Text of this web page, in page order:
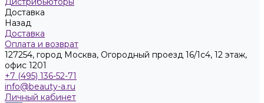
Доставка
Назад
Доставка
Оплата и возврат
127254, город Москва, Огородный проезд 16/1с4, 12 этаж,
офис 1201
+7 (495) 136-52-71
info@beauty-a.ru
Личный кабинет